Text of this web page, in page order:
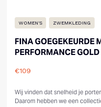
WOMEN'S ZWEMKLEDING
FINA GOEGEKEURDE
PERFORMANCE GOLD
€109
Wij vinden dat snelheid je
Daarom hebben we een